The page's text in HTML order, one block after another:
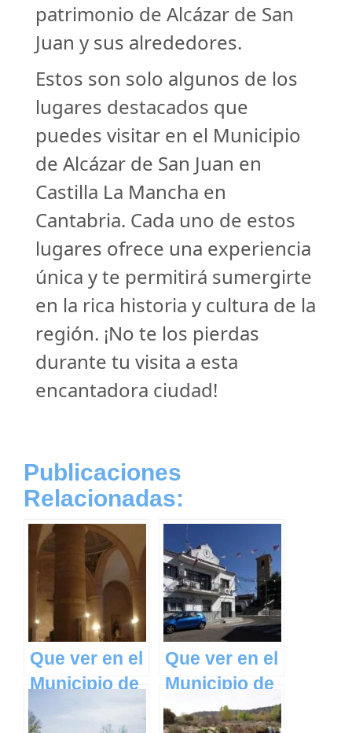
patrimonio de Alcázar de San
Juan y sus alrededores.
Estos son solo algunos de los
lugares destacados que
puedes visitar en el Municipio
de Alcázar de San Juan en
Castilla La Mancha en
Cantabria. Cada uno de estos
lugares ofrece una experiencia
única y te permitirá sumergirte
en la rica historia y cultura de la
región. ¡No te los pierdas
durante tu visita a esta
encantadora ciudad!
Publicaciones
Relacionadas:
Que ver en el
Municipio de
Alcázar del
Que ver en el
Municipio de
El Viso de